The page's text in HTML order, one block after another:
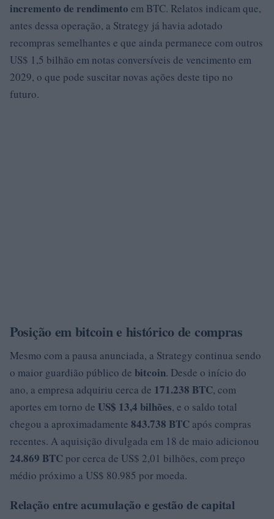
incremento de rendimento em BTC. Relatos indicam que,
antes dessa operação, a Strategy já havia adotado
recompras semelhantes e que ainda permanece com outros
US$ 1,5 bilhão em notas conversíveis de vencimento em
2029, o que pode suscitar novas ações deste tipo no
futuro.
Posição em bitcoin e histórico de compras
Mesmo com a pausa anunciada, a Strategy continua sendo
o maior guardião público de bitcoin. Desde o início do
ano, a empresa adquiriu cerca de 171.238 BTC, com
aportes em torno de US$ 13,4 bilhões, e o saldo total
chegou a aproximadamente 843.738 BTC após compras
recentes. A aquisição divulgada em 18 de maio adicionou
24.869 BTC por cerca de US$ 2,01 bilhões, com preço
médio próximo a US$ 80.985 por moeda.
Relação entre acumulação e gestão de capital